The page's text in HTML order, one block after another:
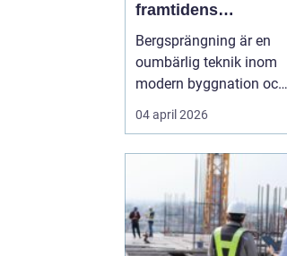
framtidens
infrastruktur
Bergsprängning är en
oumbärlig teknik inom
modern byggnation och
infrastrukturella
framsteg. När det krävs
berg för att bana väg för
vägar, tunnlar eller
fundament, så...
04 april 2026